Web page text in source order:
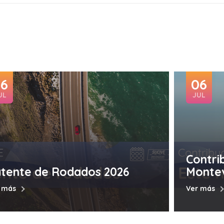
de Rodados 2026
Ver más
06
JUL